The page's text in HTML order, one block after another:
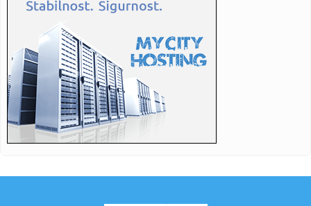
19:08:
19:08:Zvezdi Pazar pred očima, u mislima Hapoel – SASTAVI
19:07:Vučić: Srbija na dobrom putu, prva po rastu BDP-a u Evropi
u pr...
19:07:STANKOVIĆ PROMEŠAO KARTE PRED HAPOEL: Enem dobio
veliku šansu,...